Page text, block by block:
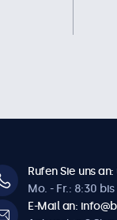
Rufen Sie uns
Mo. - Fr.: 8:30 bis
E-Mail an: